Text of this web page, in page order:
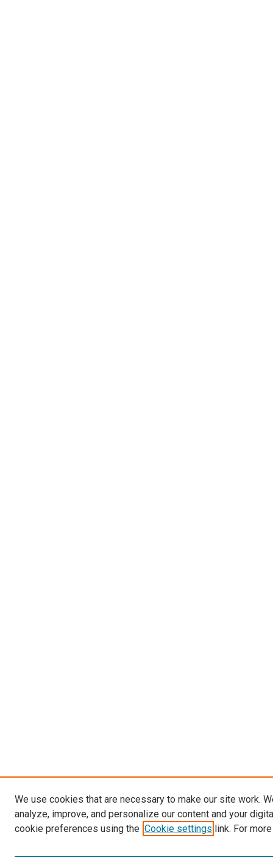
We use cookies that are necessary to make our site work.
analyze, improve, and personalize our content and your
cookie preferences using the Cookie settings link. For